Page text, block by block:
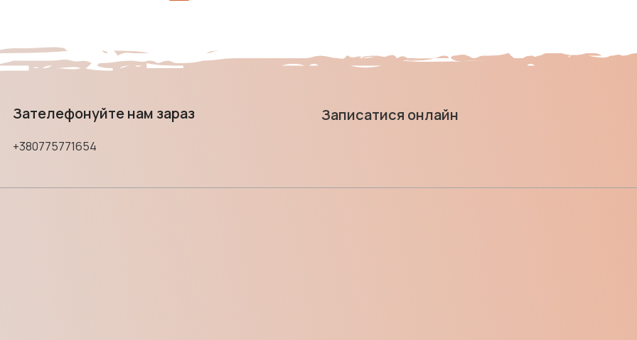
Зателефонуйте нам зараз
+380775771654
Записатися онлайн